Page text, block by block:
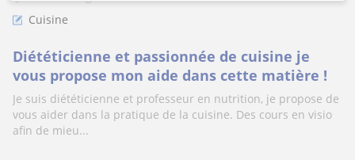
Cuisine
Diététicienne et passionnée de cuisine je
vous propose mon aide dans cette matière !
Je suis diététicienne et professeur en nutrition, je propose de
vous aider dans la pratique de la cuisine. Des cours en visio
afin de mieu...